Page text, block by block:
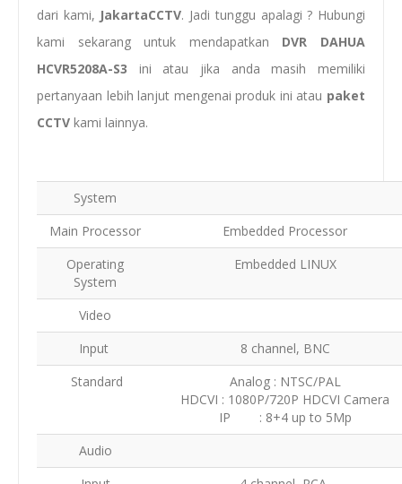
dari kami, JakartaCCTV. Jadi tunggu apalagi ? Hubungi
kami sekarang untuk mendapatkan DVR DAHUA
HCVR5208A-S3 ini atau jika anda masih memiliki
pertanyaan lebih lanjut mengenai produk ini atau paket
CCTV kami lainnya.
System
Main Processor
Embedded Processor
Operating
System
Embedded LINUX
Video
Input
8 channel, BNC
Standard
Analog : NTSC/PAL
HDCVI : 1080P/720P HDCVI Camera
IP : 8+4 up to 5Mp
Audio